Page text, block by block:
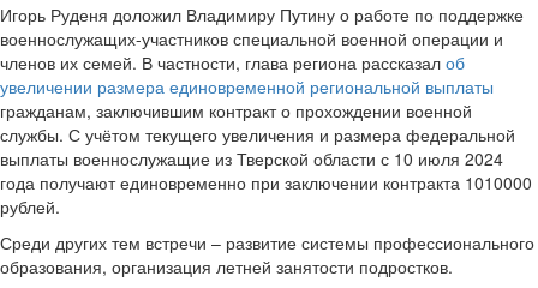
Игорь Руденя доложил Владимиру Путину о работе по поддержке
военнослужащих-участников специальной военной операции и
членов их семей. В частности, глава региона рассказал об
увеличении размера единовременной региональной выплаты
гражданам, заключившим контракт о прохождении военной
службы. С учётом текущего увеличения и размера федеральной
выплаты военнослужащие из Тверской области с 10 июля 2024
года получают единовременно при заключении контракта 1010000
рублей.
Среди других тем встречи – развитие системы профессионального
образования, организация летней занятости подростков.